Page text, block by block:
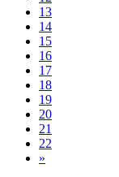
13
14
15
16
17
18
19
20
21
22
»